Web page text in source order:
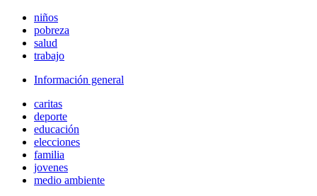
niños
pobreza
salud
trabajo
Información general
caritas
deporte
educación
elecciones
familia
jovenes
medio ambiente